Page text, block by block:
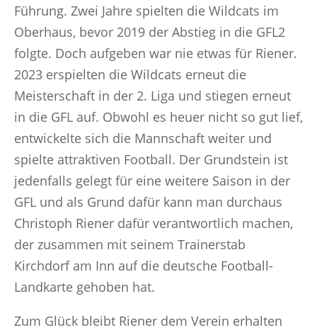
Führung. Zwei Jahre spielten die Wildcats im
Oberhaus, bevor 2019 der Abstieg in die GFL2
folgte. Doch aufgeben war nie etwas für Riener.
2023 erspielten die Wildcats erneut die
Meisterschaft in der 2. Liga und stiegen erneut
in die GFL auf. Obwohl es heuer nicht so gut lief,
entwickelte sich die Mannschaft weiter und
spielte attraktiven Football. Der Grundstein ist
jedenfalls gelegt für eine weitere Saison in der
GFL und als Grund dafür kann man durchaus
Christoph Riener dafür verantwortlich machen,
der zusammen mit seinem Trainerstab
Kirchdorf am Inn auf die deutsche Football-
Landkarte gehoben hat.
Zum Glück bleibt Riener dem Verein erhalten